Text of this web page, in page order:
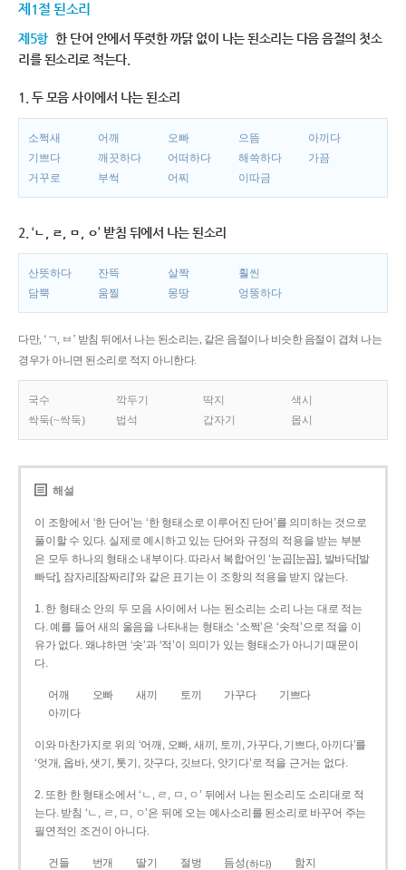
제1절 된소리
제5항 한 단어 안에서 뚜렷한 까닭 없이 나는 된소리는 다음 음절의 첫소
리를 된소리로 적는다.
1. 두 모음 사이에서 나는 된소리
소쩍새 어깨 오빠 으뜸
아끼다
기쁘다
깨끗하다 어떠하다 해쓱하다
가끔
거꾸로
부썩 어찌 이따금
2. ‘ㄴ, ㄹ, ㅁ, ㅇ’ 받침 뒤에서 나는 된소리
산뜻하다 잔뜩 살짝
훨씬
담뿍
움찔 몽땅 엉뚱하다
다만, ‘ㄱ, ㅂ’ 받침 뒤에서 나는 된소리는, 같은 음절이나 비슷한 음절이 겹쳐 나는
경우가 아니면 된소리로 적지 아니한다.
국수 깍두기 딱지
색시
싹둑(~싹둑)
법석 갑자기 몹시
해설
이 조항에서 ‘한 단어’는 ‘한 형태소로 이루어진 단어’를 의미하는 것으로
풀이할 수 있다. 실제로 예시하고 있는 단어와 규정의 적용을 받는 부분
은 모두 하나의 형태소 내부이다. 따라서 복합어인 ‘눈곱[눈꼽], 발바닥[발
빠닥], 잠자리[잠짜리]’와 같은 표기는 이 조항의 적용을 받지 않는다.
1. 한 형태소 안의 두 모음 사이에서 나는 된소리는 소리 나는 대로 적는
다. 예를 들어 새의 울음을 나타내는 형태소 ‘소쩍’은 ‘솟적’으로 적을 이
유가 없다. 왜냐하면 ‘솟’과 ‘적’이 의미가 있는 형태소가 아니기 때문이
다.
어깨 오빠 새끼 토끼 가꾸다
기쁘다
아끼다
이와 마찬가지로 위의 ‘어깨, 오빠, 새끼, 토끼, 가꾸다, 기쁘다, 아끼다’를
‘엇개, 옵바, 샛기, 톳기, 갓구다, 깃브다, 앗기다’로 적을 근거는 없다.
2. 또한 한 형태소에서 ‘ㄴ, ㄹ, ㅁ, ㅇ’ 뒤에서 나는 된소리도 소리대로 적
는다. 받침 ‘ㄴ, ㄹ, ㅁ, ㅇ’은 뒤에 오는 예사소리를 된소리로 바꾸어 주는
필연적인 조건이 아니다.
건들 번개 딸기 절벙 듬성(하다)
함지